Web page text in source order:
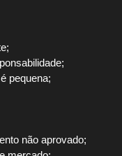
pequena;
não aprovado;